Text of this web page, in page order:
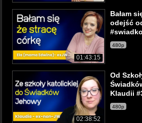
01:43:15
Bałam
odejść
480p
02:38:52
Od
Klaudii
480p